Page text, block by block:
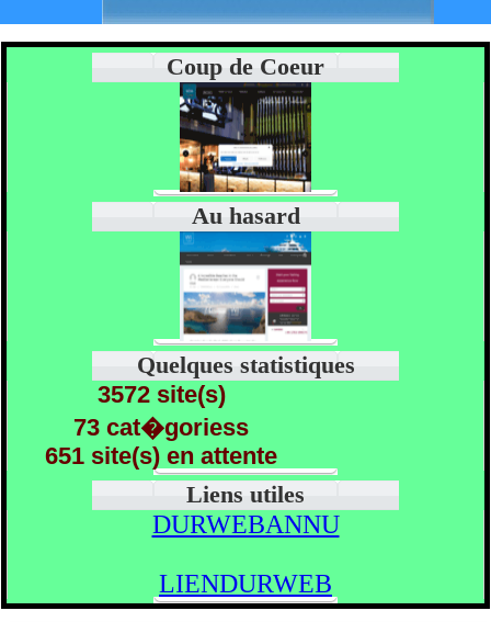
Coup de Coeur
Au hasard
Quelques statistiques
3572 site(s)
73 cat�goriess
651 site(s) en attente
Liens utiles
DURWEBANNU
LIENDURWEB